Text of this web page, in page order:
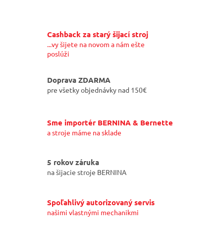
Cashback za starý šijací stroj
...vy šijete na novom a nám ešte
poslúži
Doprava ZDARMA
pre všetky objednávky nad 150€
Sme importér BERNINA & Bernette
a stroje máme na sklade
5 rokov záruka
na šijacie stroje BERNINA
Spoľahlivý autorizovaný servis
našimi vlastnými mechanikmi